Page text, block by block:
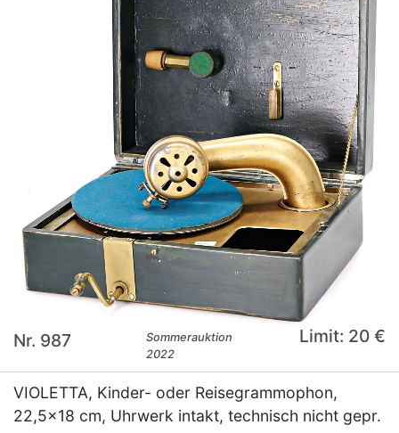
Nr. 987
Sommerauktion
2022
Limit: 20 €
VIOLETTA, Kinder- oder Reisegrammophon,
22,5x18 cm, Uhrwerk intakt, technisch nicht gepr.